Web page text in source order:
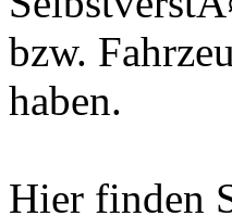
bzw.
haben.
Hier finden